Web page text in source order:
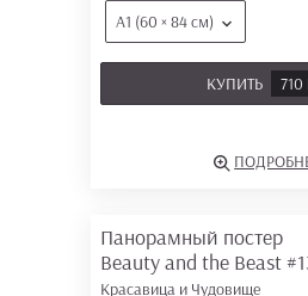
А1 (60 × 84 см)
КУПИТЬ 710
Панорамный постер
Beauty and the Beast
Красавица и Чудовище